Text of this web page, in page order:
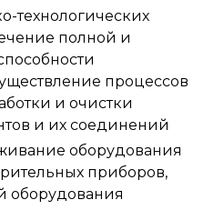
технологических
полной и
процессов
и очистки
и их соединений
оборудования
приборов,
оборудования